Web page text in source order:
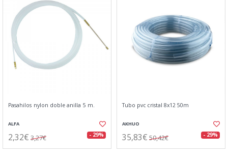
Pasahilos nylon doble anilla 5 m.
ALFA
2,32€ 3,27€ - 29%
Tubo pvc cristal 8x12 50m
AKHUO
35,83€ 50,42€ - 29%